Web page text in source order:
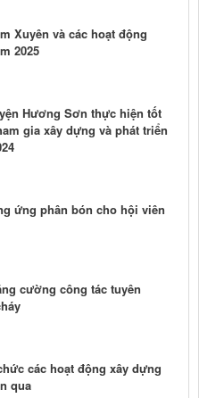
Xuyên và các hoạt động
2025
Hương Sơn thực hiện tốt
gia xây dựng và phát triển
ứng phân bón cho hội viên
cường công tác tuyên
các hoạt động xây dựng
qua